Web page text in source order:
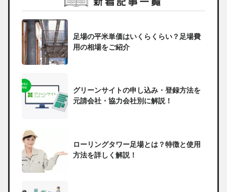
足場の平米単価はいくらくらい？足場費
用の相場をご紹介
グリーンサイトの申し込み・登録方法を
元請会社・協力会社別に解説！
ローリングタワー足場とは？特徴と使用
方法を詳しく解説！